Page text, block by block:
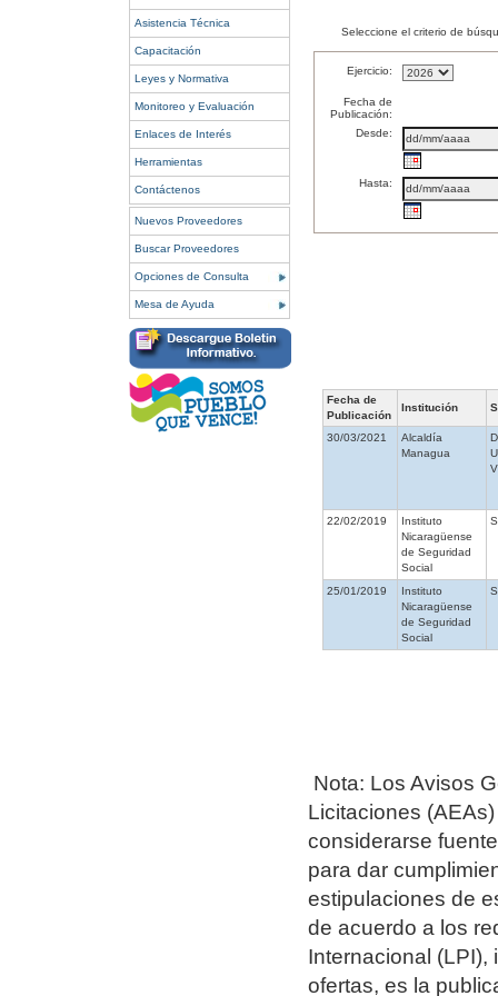
Asistencia Técnica
Capacitación
Leyes y Normativa
Monitoreo y Evaluación
Enlaces de Interés
Herramientas
Contáctenos
Nuevos Proveedores
Buscar Proveedores
Opciones de Consulta
Mesa de Ayuda
Seleccione el criterio de
Ejercicio:
Fecha de
Publicación:
Desde:
Hasta:
Fecha de
Publicación
Institución
30/03/2021
Alcaldía
Managua
22/02/2019
Instituto
Nicaragüense
de Seguridad
Social
25/01/2019
Instituto
Nicaragüense
de Seguridad
Social
Nota: Los Avisos
Licitaciones
considerarse
para dar
estipulaciones de
de acuerdo a los
Internacional
ofertas, es la